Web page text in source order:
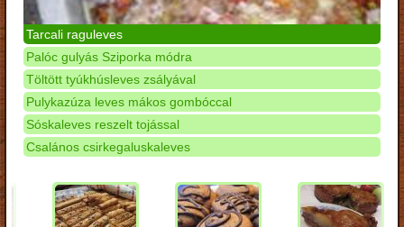
Tarcali raguleves
Palóc gulyás Sziporka módra
Töltött tyúkhúsleves zsályával
Pulykazúza leves mákos gombóccal
Sóskaleves reszelt tojással
Csalános csirkegaluskaleves